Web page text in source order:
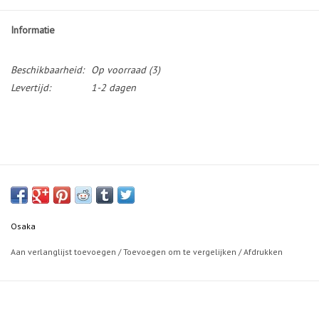
Informatie
Beschikbaarheid: Op voorraad(3)
Levertijd:
1-2 dagen
Osaka
Aan verlanglijst toevoegen /Toevoegen om te vergelijken /Afdrukken